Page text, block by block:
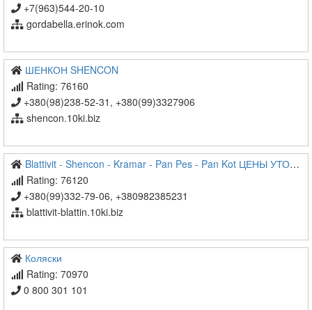
+7(963)544-20-10
gordabella.erinok.com
ШЕНКОН SHENCON
Rating: 76160
+380(98)238-52-31, +380(99)3327906
shencon.10ki.biz
Blattivit - Shencon - Kramar - Pan Pes - Pan Kot ЦЕНЫ УТОЧНЯЙТЕ
Rating: 76120
+380(99)332-79-06, +380982385231
blattivit-blattin.10ki.biz
Коляски
Rating: 70970
0 800 301 101